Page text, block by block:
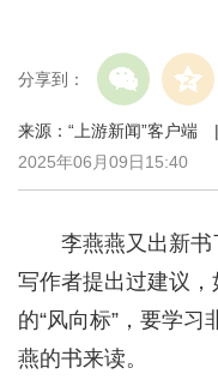
分享到：
来源：“上游新闻”客
2025年06月09日15:40
李燕燕又出新
写作者提出过建议
的“风向标”，要学
燕的书来读。